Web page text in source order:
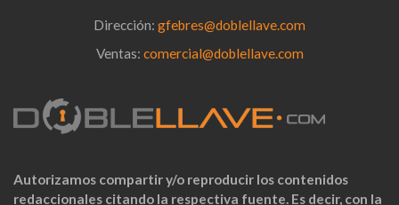
Dirección: gfebres@doblellave.com
Ventas: comercial@doblellave.com
Autorizamos compartir y/o reproducir los contenidos
redaccionales citando la respectiva fuente. Es decir, con la